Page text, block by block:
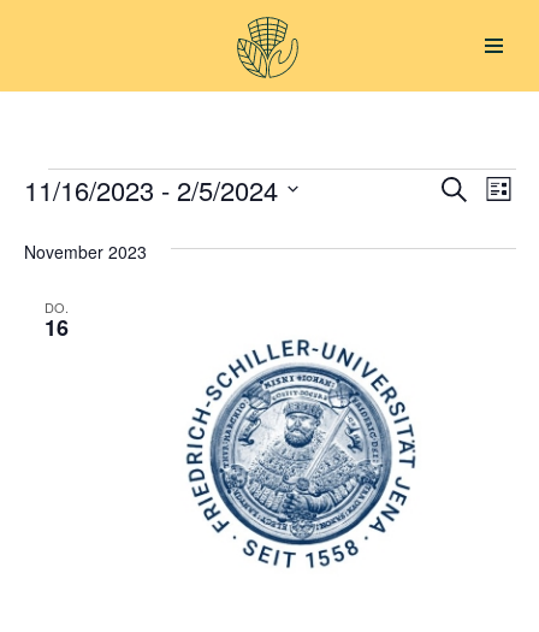
Inhalt
Suche
Liste
11/16/2023 - 2/5/2024
wählen.
November 2023
DO.
16